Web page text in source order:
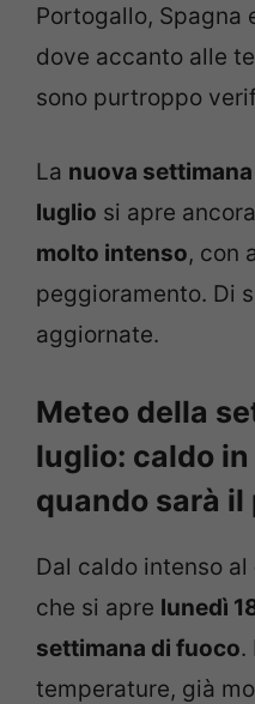
Portogallo, Spagna
dove accanto alle
sono purtroppo
La nuova
luglio si apre
molto intenso, con
peggioramento. Di
aggiornate.
Meteo della
luglio: caldo
quando sarà il
Dal caldo intenso al
che si apre lunedì
settimana di fuoco.
temperature, già